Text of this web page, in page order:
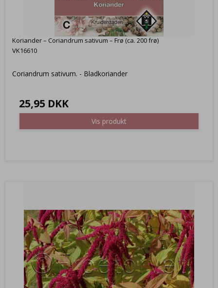
Koriander – Coriandrum sativum – Frø (ca. 200 frø)
VK16610
Coriandrum sativum. - Bladkoriander
25,95 DKK
Vis produkt